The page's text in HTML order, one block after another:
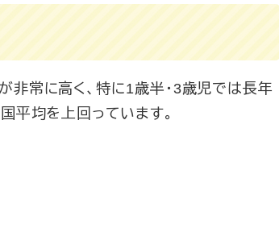
常に高く、特に1歳半・3歳児では長年
平均を上回っています。